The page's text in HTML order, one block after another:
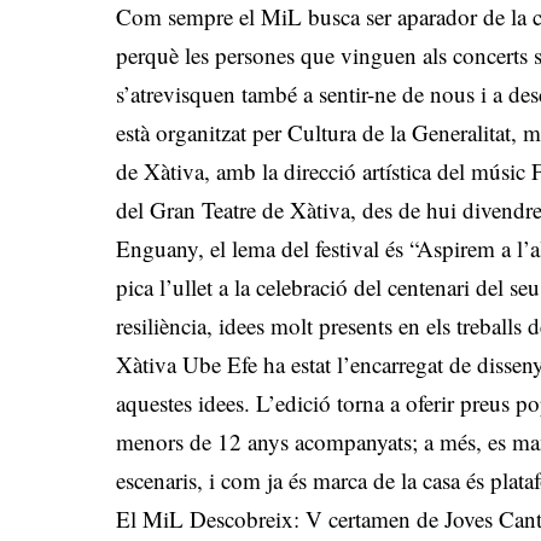
Com sempre el MiL busca ser aparador de la
perquè les persones que vinguen als
s’atrevisquen també a sentir-ne de nous i a
està organitzat per Cultura de la Generalitat,
de Xàtiva, amb la direcció artística del músic
del Gran Teatre de Xàtiva, des de hui
Enguany, el lema del festival és “Aspirem a
pica l’ullet a la celebració del centenari del
resiliència, idees molt presents en els treballs
Xàtiva Ube Efe ha estat l’encarregat de
aquestes idees. L’edició torna a oferir preus
menors de 12 anys acompanyats; a més, es
escenaris, i com ja és marca de la casa és
El MiL Descobreix: V certamen de Joves